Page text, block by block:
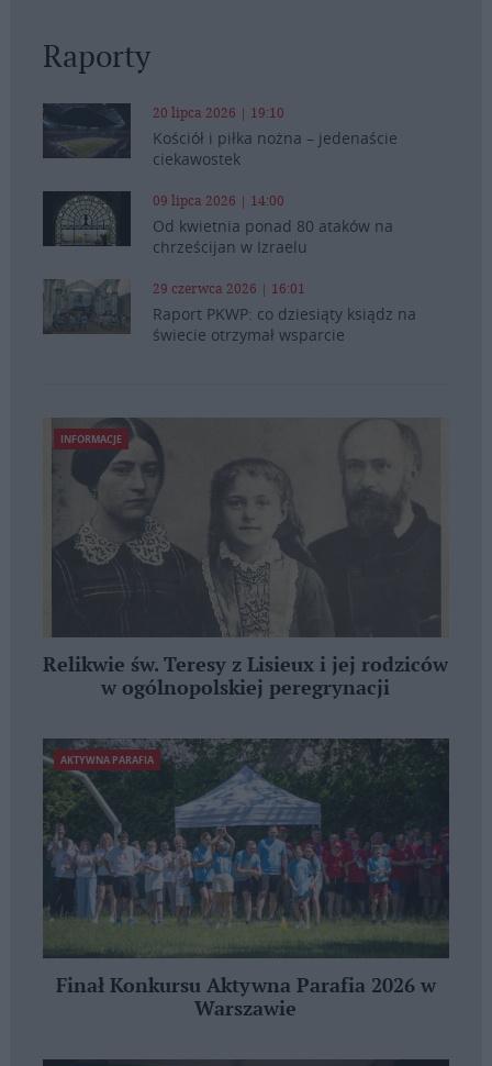
Raporty
20 lipca 2026 | 19:10
Kościół i piłka nożna – jedenaście
ciekawostek
09 lipca 2026 | 14:00
Od kwietnia ponad 80 ataków na
chrześcijan w Izraelu
29 czerwca 2026 | 16:01
Raport PKWP: co dziesiąty ksiądz na
świecie otrzymał wsparcie
INFORMACJE
Relikwie św. Teresy z Lisieux i jej rodziców
w ogólnopolskiej peregrynacji
AKTYWNA PARAFIA
Finał Konkursu Aktywna Parafia 2026 w
Warszawie